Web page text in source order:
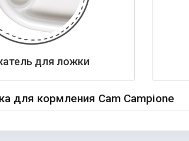
для ложки
для кормления Cam Campione